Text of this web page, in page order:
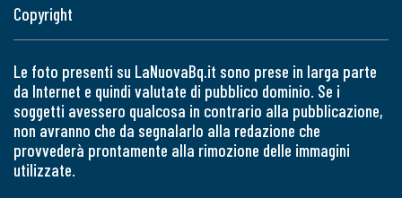
Copyright
Le foto presenti su LaNuovaBq.it sono prese in larga parte
da Internet e quindi valutate di pubblico dominio. Se i
soggetti avessero qualcosa in contrario alla pubblicazione,
non avranno che da segnalarlo alla redazione che
provvederà prontamente alla rimozione delle immagini
utilizzate.